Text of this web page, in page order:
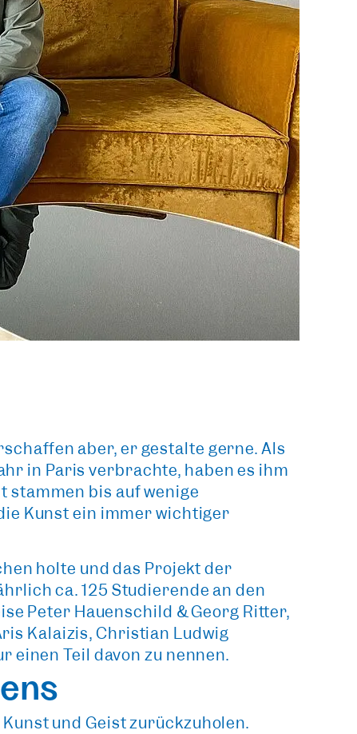
aber, er gestalte gerne. Als
in Paris verbrachte, haben es ihm
stammen bis auf wenige
Kunst ein immerwichtiger
holte und das Projekt der
ca. 125 Studierende an den
Peter Hauenschild & Georg Ritter,
Kalaizis, Christian Ludwig
einen Teil davon zu nennen.
Kunst und Geist zurückzuholen.